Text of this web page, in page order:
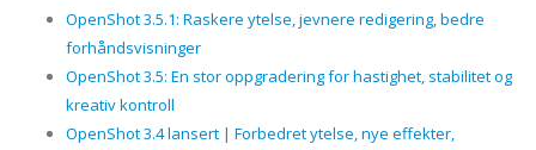
OpenShot 3.5.1: Raskere ytelse, jevnere redigering, bedre
forhåndsvisninger
OpenShot 3.5: En stor oppgradering for hastighet, stabilitet og
kreativ kontroll
OpenShot 3.4 lansert | Forbedret ytelse, nye effekter,